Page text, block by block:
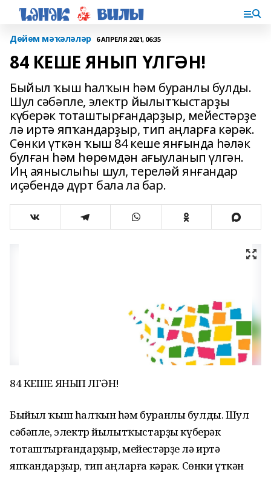
Дөйөм мәҡәләләр 6 АПРЕЛЯ 2021, 06:35
84 КЕШЕ ЯНЫП ҮЛГӘН!
Быйыл ҡыш һалҡын һәм буранлы булды.
Шул сәбәпле, электр йылытҡыстарҙы
күберәк тоташтырғандарҙыр, мейестәрҙе
лә иртә япҡандарҙыр, тип аңларға кәрәк.
Сөнки үткән ҡыш 84 кеше янғында һәләк
булған һәм һөрөмдән ағыуланып үлгән.
Иң аяныслыһы шул, тереләй янғандар
иҫәбендә дүрт бала ла бар.
84 КЕШЕ ЯНЫП ҮЛГӘН!
Быйыл ҡыш һалҡын һәм буранлы булды. Шул
сәбәпле, электр йылытҡыстарҙы күберәк
тоташтырғандарҙыр, мейестәрҙе лә иртә
япҡандарҙыр, тип аңларға кәрәк. Сөнки үткән